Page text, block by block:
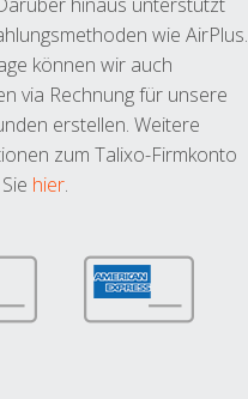
wie AirPlus.
können wir auch
via Rechnung für unsere
erstellen. Weitere
zum Talixo-Firmkonto
hier.